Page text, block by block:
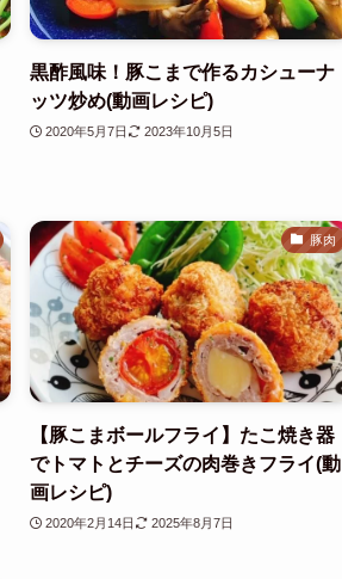
黒酢風味！豚こまで作るカシューナ
ッツ炒め(動画レシピ)
2020年5月7日 2023年10月5日
豚肉
【豚こまボールフライ】たこ焼き器
でトマトとチーズの肉巻きフライ(動
画レシピ)
2020年2月14日 2025年8月7日